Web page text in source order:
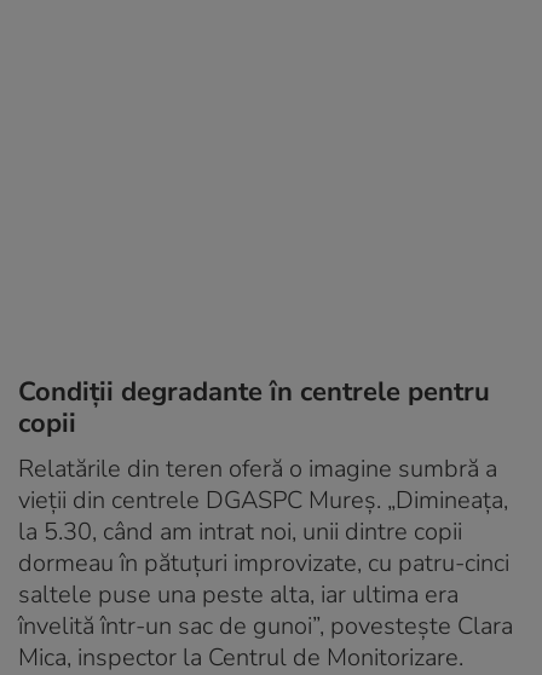
Condiții degradante în centrele pentru
copii
Relatările din teren oferă o imagine sumbră a
vieții din centrele DGASPC Mureș. „Dimineața,
la 5.30, când am intrat noi, unii dintre copii
dormeau în pătuțuri improvizate, cu patru-cinci
saltele puse una peste alta, iar ultima era
învelită într-un sac de gunoi”, povestește Clara
Mica, inspector la Centrul de Monitorizare.